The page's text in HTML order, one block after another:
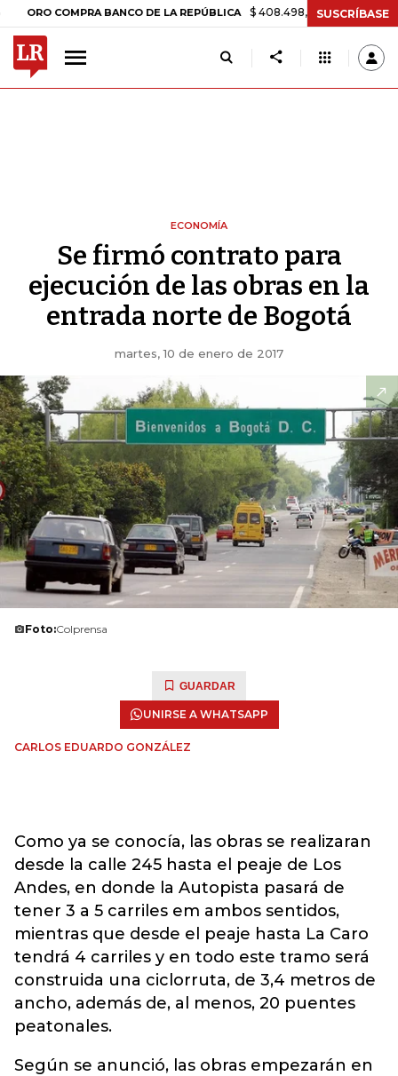
COMPRA BANCO DE LA REPÚBLICA $ 408.498,97 +$ 8.753,81 +2,19%
SUSCRÍBASE
ECONOMÍA
Se firmó contrato para
ejecución de las obras en la
entrada norte de Bogotá
martes, 10 de enero de 2017
Foto:Colprensa
GUARDAR
UNIRSE A WHATSAPP
CARLOS EDUARDO GONZÁLEZ
Como ya se conocía, las obras se realizaran
desde la calle 245 hasta el peaje de Los
Andes, en donde la Autopista pasará de
tener 3 a 5 carriles em ambos sentidos,
mientras que desde el peaje hasta La Caro
tendrá 4 carriles y en todo este tramo será
construida una ciclorruta, de 3,4 metros de
ancho, además de, al menos, 20 puentes
peatonales.
Según se anunció, las obras empezarán en